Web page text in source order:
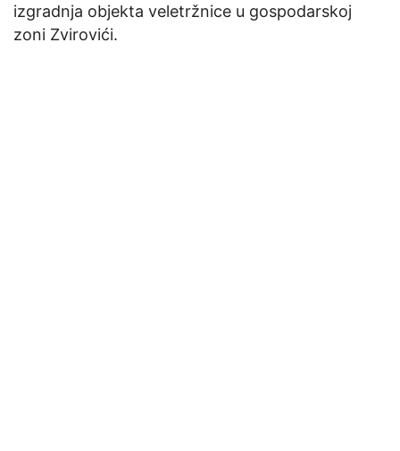
izgradnja objekta veletržnice u gospodarskoj
zoni Zvirovići.